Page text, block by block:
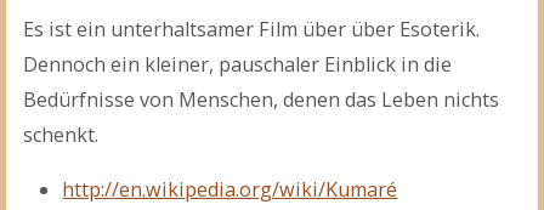
Es ist ein unterhaltsamer Film über über Esoterik.
Dennoch ein kleiner, pauschaler Einblick in die
Bedürfnisse von Menschen, denen das Leben nichts
schenkt.
http://en.wikipedia.org/wiki/Kumaré